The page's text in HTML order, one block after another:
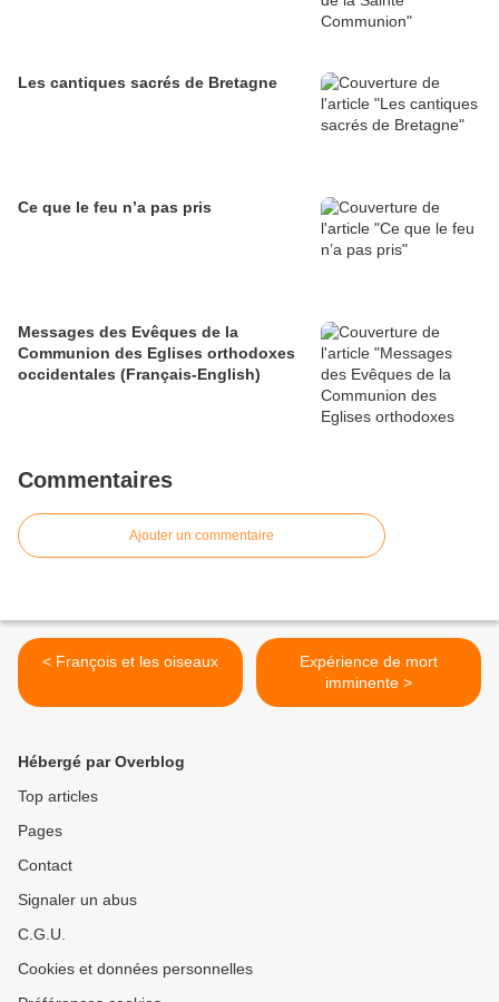
Les cantiques sacrés de Bretagne
Ce que le feu n’a pas pris
Messages des Evêques de la
Communion des Eglises orthodoxes
occidentales (Français-English)
Commentaires
Ajouter un commentaire
< François et les oiseaux
Expérience de mort
imminente >
Hébergé par Overblog
Top articles
Pages
Contact
Signaler un abus
C.G.U.
Cookies et données personnelles